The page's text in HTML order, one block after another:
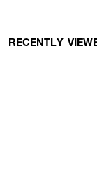
RECENTLY